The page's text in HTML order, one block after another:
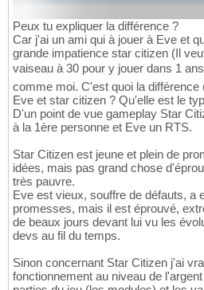
Peux tu expliquer la différence ?
Car j'ai un ami qui à jouer à Eve et
grande impatience star citizen (Il
vaiseau à 30 pour y jouer dans 1
comme moi. C'est quoi la
Eve et star citizen ? Qu'elle est le
D'un point de vue gameplay Star
à la 1ère personne et Eve un RTS.
Star Citizen est jeune et plein de
idées, mais pas grand chose
très pauvre.
Eve est vieux, souffre de défauts, a
promesses, mais il est éprouvé,
de beaux jours devant lui vu les
devs au fil du temps.
Sinon concernant Star Citizen j'ai
fonctionnement au niveau de